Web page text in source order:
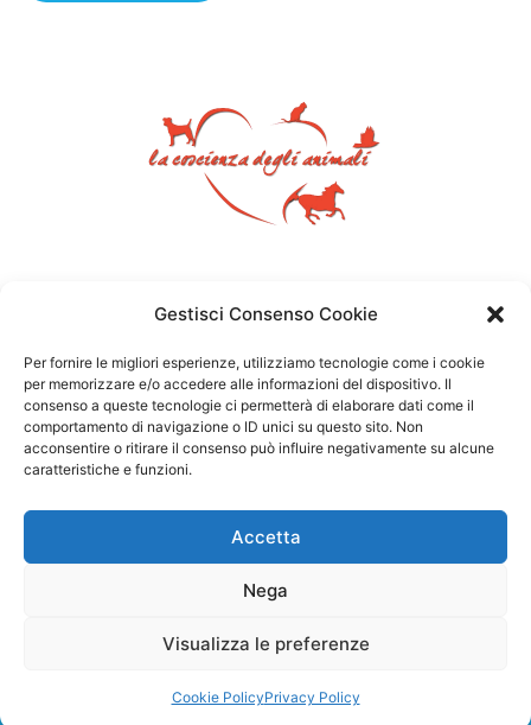
Gestisci Consenso Cookie
Per fornire le migliori esperienze, utilizziamo tecnologie come i cookie
per memorizzare e/o accedere alle informazioni del dispositivo. Il
consenso a queste tecnologie ci permetterà di elaborare dati come il
comportamento di navigazione o ID unici su questo sito. Non
acconsentire o ritirare il consenso può influire negativamente su alcune
caratteristiche e funzioni.
Accetta
Nega
Visualizza le preferenze
Cookie PolicyPrivacy Policy
Copyright ©2026 – Michela Vittoria Brambilla – P.IVA: 01783780164